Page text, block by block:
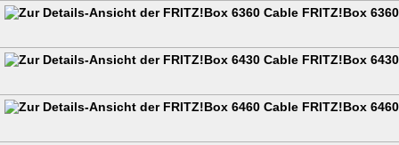
FRITZ!Box
FRITZ!Box
FRITZ!Box